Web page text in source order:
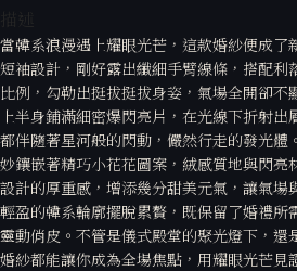
當韓系浪漫遇上耀眼光芒，這款婚紗便成了
短袖設計，剛好露出纖細手臂線條，搭配利
比例，勾勒出挺拔挺拔身姿，氣場全開卻不
上半身鋪滿細密爆閃亮片，在光線下折射
都伴隨著星河般的閃動，儼然行走的發光體
妙鑲嵌著精巧小花花圖案，絨感質地與閃亮
設計的厚重感，增添幾分甜美元氣，讓氣場
輕盈的韓系輪廓擺脫累贅，既保留了婚禮所
靈動俏皮。不管是儀式殿堂的聚光燈下，還
婚紗都能讓你成為全場焦點，用耀眼光芒見